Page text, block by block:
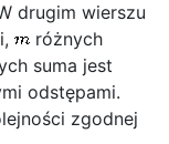
drugim wierszu
różnych
suma jest
odstępami.
zgodnej